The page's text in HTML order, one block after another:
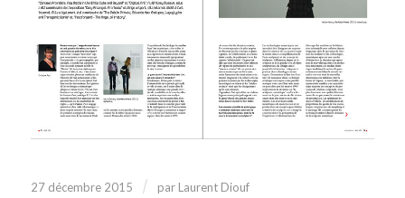
27 décembre 2015 / par Laurent Diouf